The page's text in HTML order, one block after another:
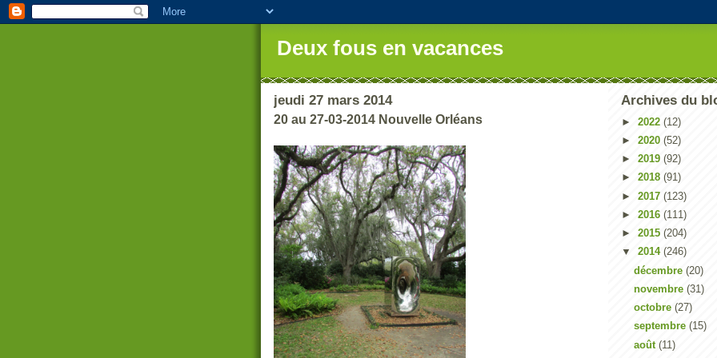
Deux fous en vacances
jeudi 27 mars 2014
20 au 27-03-2014 Nouvelle Orléans
Archives du
► 2022 (12)
► 2020 (52)
► 2019 (92)
► 2018 (91)
► 2017 (123)
► 2016 (111)
► 2015 (204)
▼ 2014 (246)
décembre (20)
novembre (31)
octobre (27)
septembre (15)
août (11)